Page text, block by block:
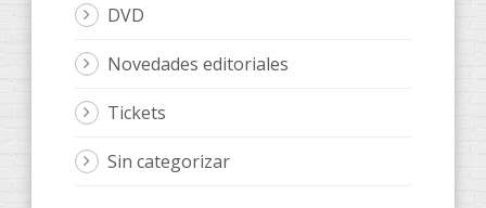
DVD
Novedades editoriales
Tickets
Sin categorizar